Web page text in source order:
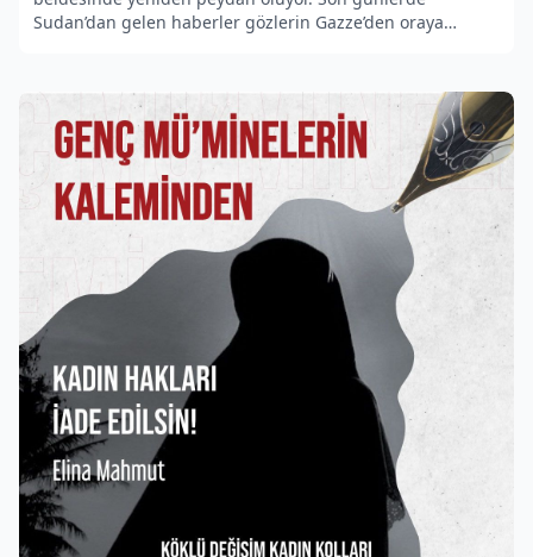
Sudan’dan gelen haberler gözlerin Gazze’den oraya